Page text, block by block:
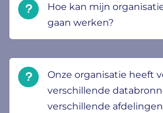
Hoe kan mijn
gaan werken?
Onze organisatie heeft
verschillende
verschillende